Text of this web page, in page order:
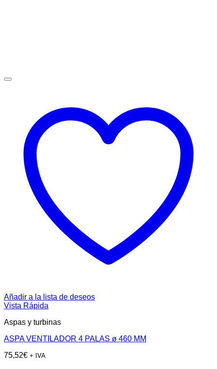
Añadir a la lista de deseos
Vista Rápida
Aspas y turbinas
ASPA VENTILADOR 4 PALAS ø 460 MM
75,52€ + IVA